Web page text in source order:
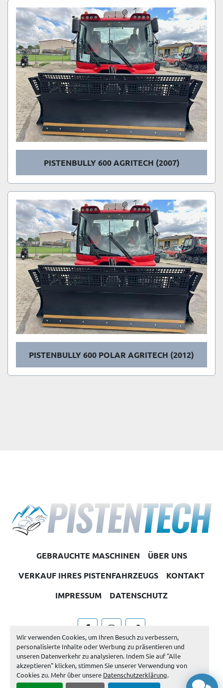
Wir verwenden Cookies, um Ihren Besuch zu verbessern,
personalisierte Inhalte oder Werbung zu präsentieren und
unseren Datenverkehr zu analysieren. Indem Sie auf "Alle
akzeptieren" klicken, stimmen Sie unserer Verwendung von
Cookies zu. Mehr über unsere Datenschutzerklärung.
PISTENBULLY 600 AGRITECH (2007)
PISTENBULLY 600 POLAR AGRITECH (2012)
GEBRAUCHTE MASCHINEN
ÜBER UNS
VERKAUF IHRES PISTENFAHRZEUGS
KONTAKT
IMPRESSUM
DATENSCHUTZ
facebookinstagram
Machinio System-Website vonMachinio
Cookie-Einstellungen